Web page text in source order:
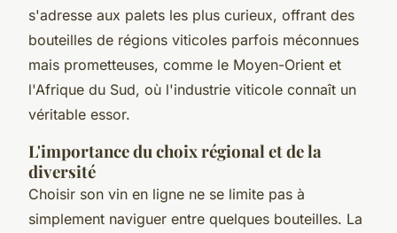
s'adresse aux palets les plus curieux, offrant des
bouteilles de régions viticoles parfois méconnues
mais prometteuses, comme le Moyen-Orient et
l'Afrique du Sud, où l'industrie viticole connaît un
véritable essor.
L'importance du choix régional et de la
diversité
Choisir son vin en ligne ne se limite pas à
simplement naviguer entre quelques bouteilles. La